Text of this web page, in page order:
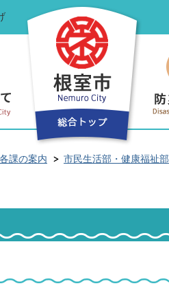
各課の案内 市民生活部・健康福祉部